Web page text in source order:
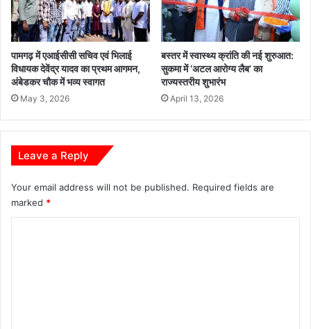
री
अ
भि
या
न
पामगढ़ में एआईसीसी सचिव एवं भिलाई
विधायक देवेंद्र यादव का प्रथम आगमन,
अंबेडकर चौक में भव्य स्वागत
May 3, 2026
बस्तर में स्वास्थ्य क्रांति की नई शुरुआत:
सुकमा में ‘अटल आरोग्य लैब’ का
राज्यस्तरीय शुभारंभ
April 13, 2026
Leave a Reply
Your email address will not be published. Required fields are
marked *